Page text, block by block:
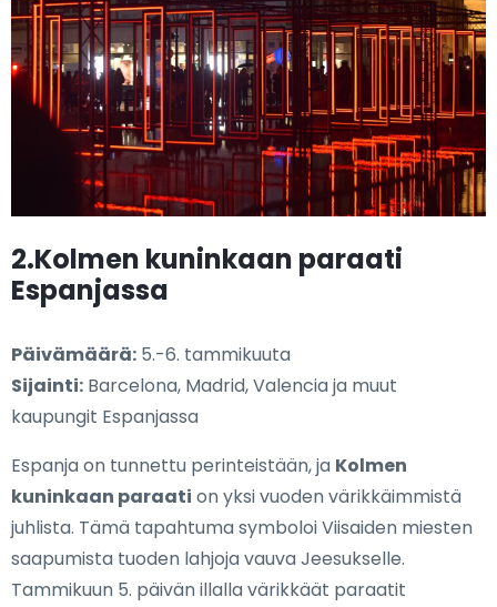
2.Kolmen kuninkaan paraati
Espanjassa
Päivämäärä: 5.-6. tammikuuta
Sijainti: Barcelona, Madrid, Valencia ja muut
kaupungit Espanjassa
Espanja on tunnettu perinteistään, ja Kolmen
kuninkaan paraati on yksi vuoden värikkäimmistä
juhlista. Tämä tapahtuma symboloi Viisaiden miesten
saapumista tuoden lahjoja vauva Jeesukselle.
Tammikuun 5. päivän illalla värikkäät paraatit